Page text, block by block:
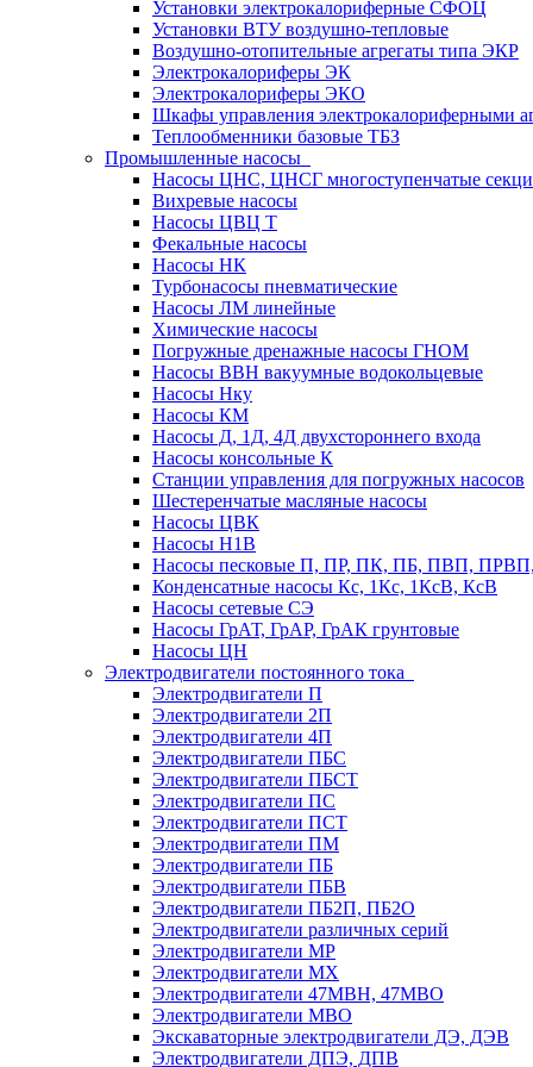
Установки электрокалориферные СФОЦ
Установки ВТУ воздушно-тепловые
Воздушно-отопительные агрегаты типа ЭКР
Электрокалориферы ЭК
Электрокалориферы ЭКО
Шкафы управления электрокалориферными
Теплообменники базовые ТБЗ
Промышленные насосы
Насосы ЦНС, ЦНСГ многоступенчатые
Вихревые насосы
Насосы ЦВЦ Т
Фекальные насосы
Насосы НК
Турбонасосы пневматические
Насосы ЛМ линейные
Химические насосы
Погружные дренажные насосы ГНОМ
Насосы ВВН вакуумные водокольцевые
Насосы Нку
Насосы КМ
Насосы Д, 1Д, 4Д двухстороннего входа
Насосы консольные К
Станции управления для погружных насосов
Шестеренчатые масляные насосы
Насосы ЦВК
Насосы Н1В
Насосы песковые П, ПР, ПК, ПБ, ПВП,
Конденсатные насосы Кс, 1Кс, 1КсВ, КсВ
Насосы сетевые СЭ
Насосы ГрАТ, ГрАР, ГрАК грунтовые
Насосы ЦН
Электродвигатели постоянного тока
Электродвигатели П
Электродвигатели 2П
Электродвигатели 4П
Электродвигатели ПБС
Электродвигатели ПБСТ
Электродвигатели ПС
Электродвигатели ПСТ
Электродвигатели ПМ
Электродвигатели ПБ
Электродвигатели ПБВ
Электродвигатели ПБ2П, ПБ2О
Электродвигатели различных серий
Электродвигатели МР
Электродвигатели MX
Электродвигатели 47MBH, 47МВО
Электродвигатели MBO
Экскаваторные электродвигатели ДЭ, ДЭВ
Электродвигатели ДПЭ, ДПВ